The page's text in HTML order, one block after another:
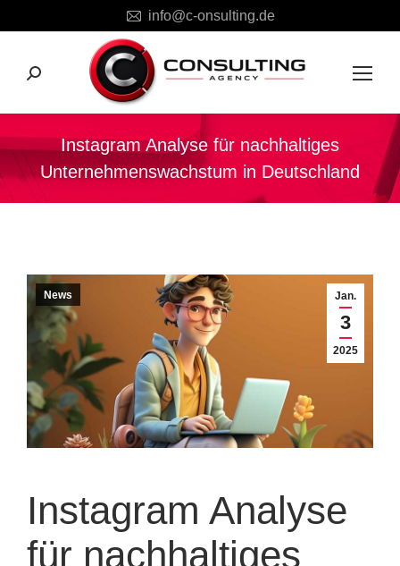
info@c-onsulting.de
Search:
Instagram Analyse für nachhaltiges
Unternehmenswachstum in Deutschland
Sie befinden sich hier:
Jan.
3
2025
News
Instagram Analyse
für nachhaltiges